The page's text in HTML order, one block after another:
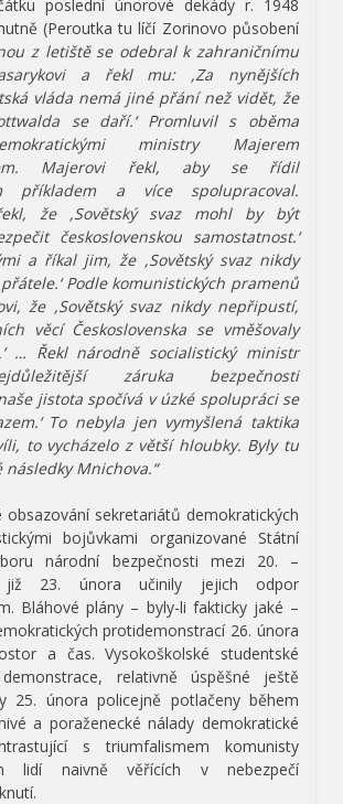
poslední únorové dekády r. 1948
(Peroutka tu líčí Zorinovo působení
z letiště se odebral k zahraničnímu
a řekl mu: ,Za nynějších
vláda nemá jiné přání než vidět, že
se daří.‘ Promluvil s oběma
ministry Majerem
Majerovi řekl, aby se řídil
příkladem a více spolupracoval.
že ,Sovětský svaz mohl by být
československou samostatnost.‘
a říkal jim, že ,Sovětský svaz nikdy
Podle komunistických pramenů
že ,Sovětský svaz nikdy nepřipustí,
věcí Československa se vměšovaly
… Řekl národně socialistický ministr
záruka bezpečnosti
jistota spočívá v úzké spolupráci se
To nebyla jen vymyšlená taktika
to vycházelo z větší hloubky. Byly tu
Mnichova.“
obsazování sekretariátů demokratických
bojůvkami organizované Státní
národní bezpečnosti mezi 20. –
již 23. února učinily jejich odpor
Bláhové plány – byly-li fakticky jaké –
protidemonstrací 26. února
a čas. Vysokoškolské studentské
relativně úspěšné ještě
25. února policejně potlačeny během
a poraženecké nálady demokratické
s triumfalismem komunisty
lidí naivně věřících v nebezpečí